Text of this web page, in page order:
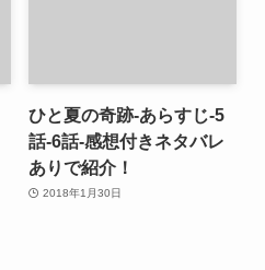
ひと夏の奇跡-あらすじ-5
話-6話-感想付きネタバレ
ありで紹介！
2018年1月30日